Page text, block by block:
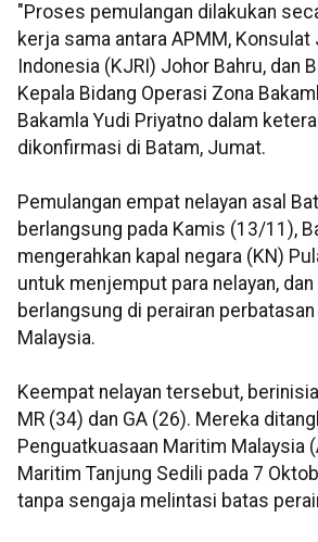
"Proses pemulangan dilakukan
kerja sama antara APMM,
Indonesia (KJRI) Johor Bahru, dan
Kepala Bidang Operasi Zona
Bakamla Yudi Priyatno dalam
dikonfirmasi di Batam, Jumat.
Pemulangan empat nelayan asal
berlangsung pada Kamis (13/11),
mengerahkan kapal negara (KN)
untuk menjemput para nelayan,
berlangsung di perairan
Malaysia.
Keempat nelayan tersebut,
MR (34) dan GA (26). Mereka
Penguatkuasaan Maritim Malaysia
Maritim Tanjung Sedili pada 7
tanpa sengaja melintasi batas